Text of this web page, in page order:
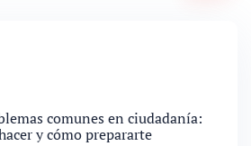
comunes en ciudadanía:
y cómo prepararte